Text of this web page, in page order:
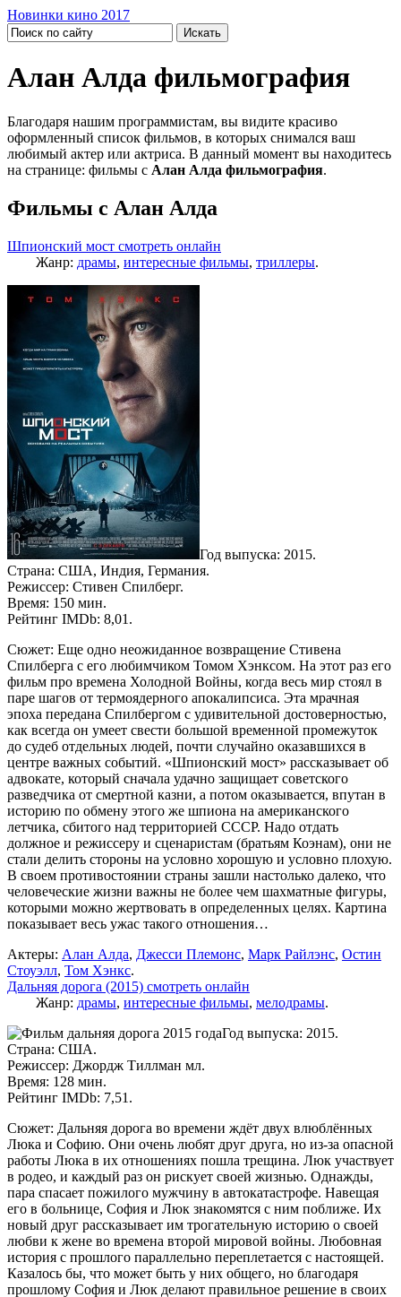
Новинки кино 2017
Алан Алда фильмография
Благодаря нашим программистам, вы видите красиво
оформленный список фильмов, в которых снимался ваш
любимый актер или актриса. В данный момент вы находитесь
на странице: фильмы с Алан Алда фильмография.
Фильмы с Алан Алда
Шпионский мост смотреть онлайн
Жанр: драмы, интересные фильмы, триллеры.
Год выпуска: 2015.
Страна: США, Индия, Германия.
Режиссер: Стивен Спилберг.
Время: 150 мин.
Рейтинг IMDb: 8,01.
Сюжет: Еще одно неожиданное возвращение Стивена
Спилберга с его любимчиком Томом Хэнксом. На этот раз его
фильм про времена Холодной Войны, когда весь мир стоял в
паре шагов от термоядерного апокалипсиса. Эта мрачная
эпоха передана Спилбергом с удивительной достоверностью,
как всегда он умеет свести большой временной промежуток
до судеб отдельных людей, почти случайно оказавшихся в
центре важных событий. «Шпионский мост» рассказывает об
адвокате, который сначала удачно защищает советского
разведчика от смертной казни, а потом оказывается, впутан в
историю по обмену этого же шпиона на американского
летчика, сбитого над территорией СССР. Надо отдать
должное и режиссеру и сценаристам (братьям Коэнам), они не
стали делить стороны на условно хорошую и условно плохую.
В своем противостоянии страны зашли настолько далеко, что
человеческие жизни важны не более чем шахматные фигуры,
которыми можно жертвовать в определенных целях. Картина
показывает весь ужас такого отношения…
Актеры: Алан Алда, Джесси Племонс, Марк Райлэнс, Остин
Стоуэлл, Том Хэнкс.
Дальняя дорога (2015) смотреть онлайн
Жанр: драмы, интересные фильмы, мелодрамы.
Год выпуска: 2015.
Страна: США.
Режиссер: Джордж Тиллман мл.
Время: 128 мин.
Рейтинг IMDb: 7,51.
Сюжет: Дальняя дорога во времени ждёт двух влюблённых
Люка и Софию. Они очень любят друг друга, но из-за опасной
работы Люка в их отношениях пошла трещина. Люк участвует
в родео, и каждый раз он рискует своей жизнью. Однажды,
пара спасает пожилого мужчину в автокатастрофе. Навещая
его в больнице, София и Люк знакомятся с ним поближе. Их
новый друг рассказывает им трогательную историю о своей
любви к жене во времена второй мировой войны. Любовная
история с прошлого параллельно переплетается с настоящей.
Казалось бы, что может быть у них общего, но благодаря
прошлому София и Люк делают правильное решение в своих